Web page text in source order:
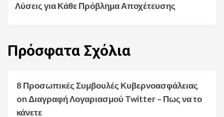
Λύσεις για Κάθε Πρόβλημα Αποχέτευσης
Πρόσφατα Σχόλια
8 Προσωπικές Συμβουλές Κυβερνοασφάλειας
onΔιαγραφή Λογαριασμού Twitter – Πως να το
κάνετε